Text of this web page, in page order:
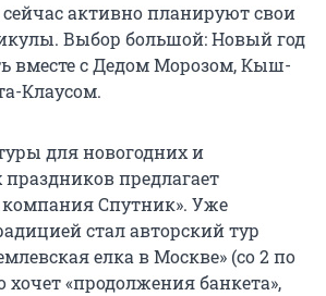
активно планируют свои
Выбор большой: Новый год
вместе с Дедом Морозом, Кыш-
Клаусом.
для новогодних и
предлагает
компания Спутник». Уже
стал авторский тур
елка в Москве» (со 2 по
хочет «продолжения банкета»,